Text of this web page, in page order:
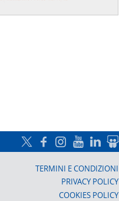
TERMINI E CONDIZIONI
PRIVACY POLICY
COOKIES POLICY